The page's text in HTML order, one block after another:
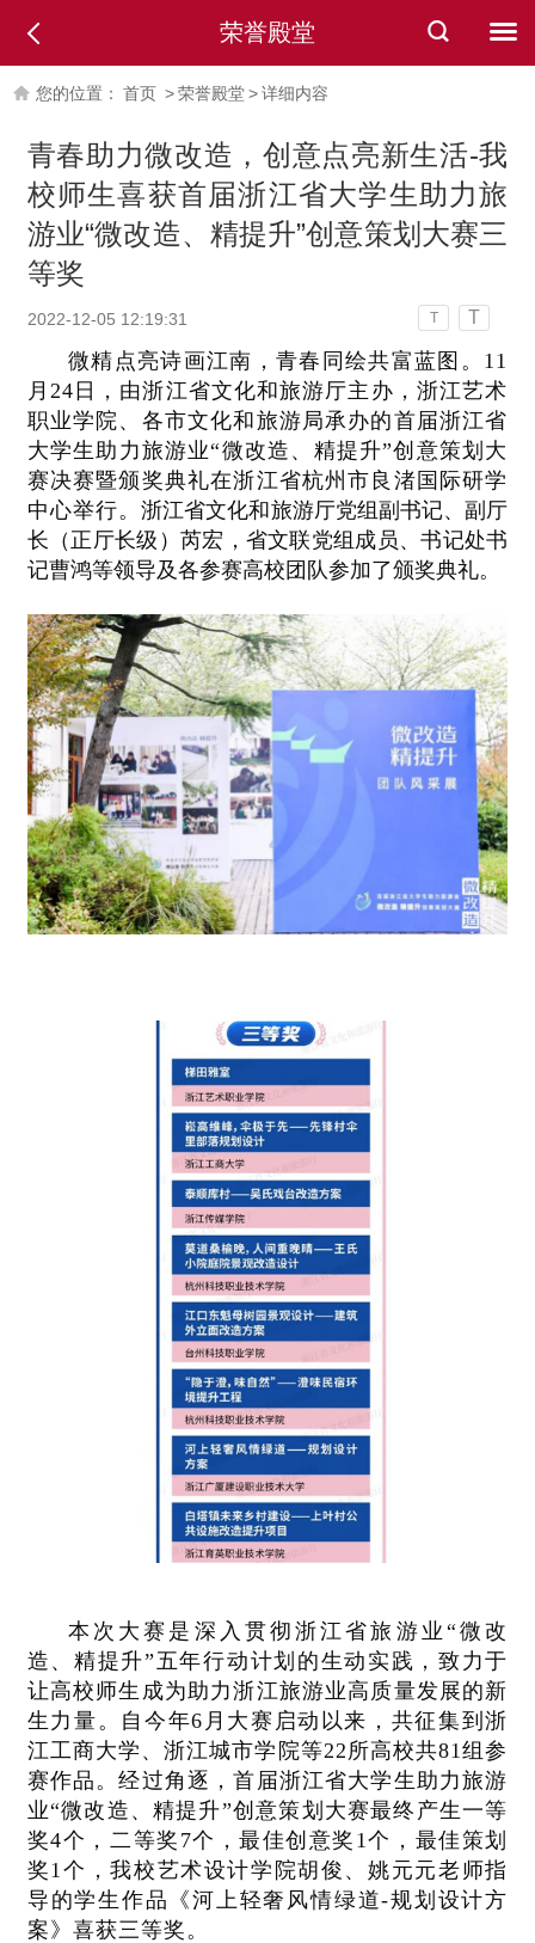
荣誉殿堂
您的位置： 首页 >荣誉殿堂>详细内容
青春助力微改造，创意点亮新生活-我
校师生喜获首届浙江省大学生助力旅
游业“微改造、精提升”创意策划大赛三
等奖
2022-12-05 12:19:31 T T
微精点亮诗画江南，青春同绘共富蓝图。11
月24日，由浙江省文化和旅游厅主办，浙江艺术
职业学院、各市文化和旅游局承办的首届浙江省
大学生助力旅游业“微改造、精提升”创意策划大
赛决赛暨颁奖典礼在浙江省杭州市良渚国际研学
中心举行。浙江省文化和旅游厅党组副书记、副厅
长（正厅长级）芮宏，省文联党组成员、书记处书
记曹鸿等领导及各参赛高校团队参加了颁奖典礼。
本次大赛是深入贯彻浙江省旅游业“微改
造、精提升”五年行动计划的生动实践，致力于
让高校师生成为助力浙江旅游业高质量发展的新
生力量。自今年6月大赛启动以来，共征集到浙
江工商大学、浙江城市学院等22所高校共81组参
赛作品。经过角逐，首届浙江省大学生助力旅游
业“微改造、精提升”创意策划大赛最终产生一等
奖4个，二等奖7个，最佳创意奖1个，最佳策划
奖1个，我校艺术设计学院胡俊、姚元元老师指
导的学生作品《河上轻奢风情绿道-规划设计方
案》喜获三等奖。